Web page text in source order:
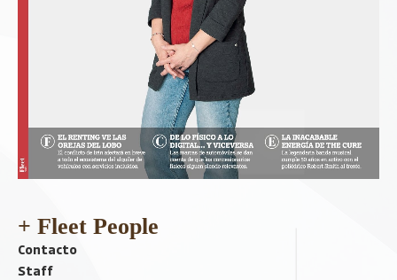
+ Fleet People
Contacto
Staff